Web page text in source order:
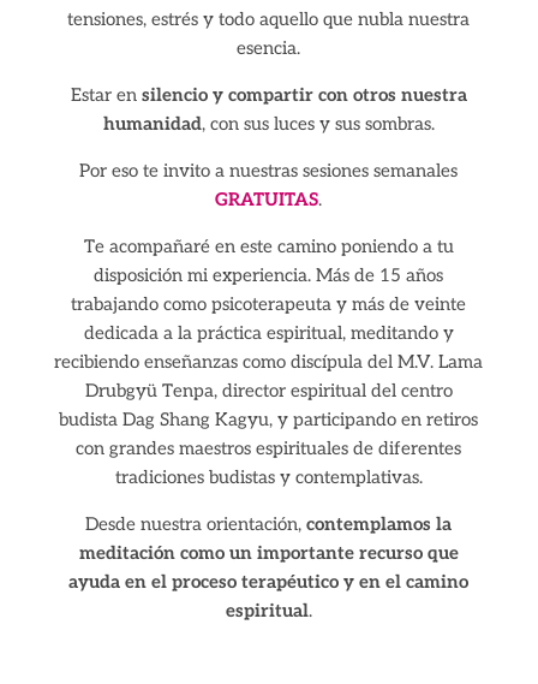
tensiones, estrés y todo aquello que nubla nuestra
esencia.
Estar en silencio y compartir con otros nuestra
humanidad, con sus luces y sus sombras.
Por eso te invito a nuestras sesiones semanales
GRATUITAS.
Te acompañaré en este camino poniendo a tu
disposición mi experiencia. Más de 15 años
trabajando como psicoterapeuta y más de veinte
dedicada a la práctica espiritual, meditando y
recibiendo enseñanzas como discípula del M.V. Lama
Drubgyü Tenpa, director espiritual del centro
budista Dag Shang Kagyu, y participando en retiros
con grandes maestros espirituales de diferentes
tradiciones budistas y contemplativas.
Desde nuestra orientación,contemplamos la
meditación como un importante recurso que
ayuda en el proceso terapéutico y en el camino
espiritual.